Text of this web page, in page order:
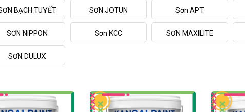
BẠCH TUYẾT SƠN JOTUN Sơn APT
SƠN NIPPON Sơn KCC SƠN MAXILITE
SƠN DULUX